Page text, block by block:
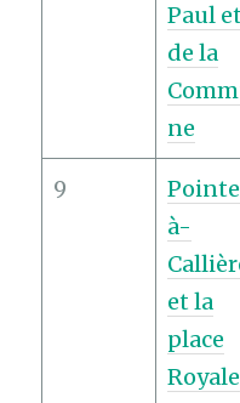
Paul
de la
ne
9
à-
et la
place
Royale